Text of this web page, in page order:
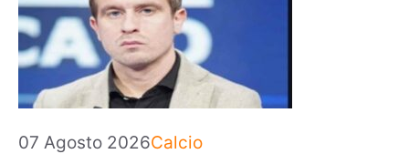
07 Agosto 2026Categorie
Calcio